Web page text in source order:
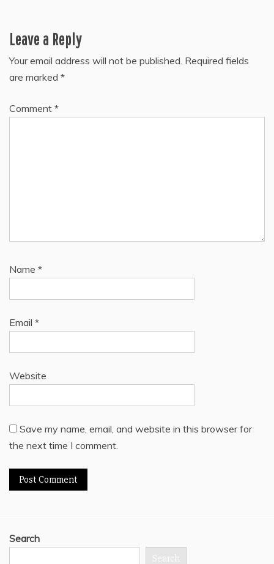
Leave a Reply
Your email address will not be published. Required fields
are marked *
Comment *
Name *
Email *
Website
Save my name, email, and website in this browser for
the next time I comment.
Search
Search